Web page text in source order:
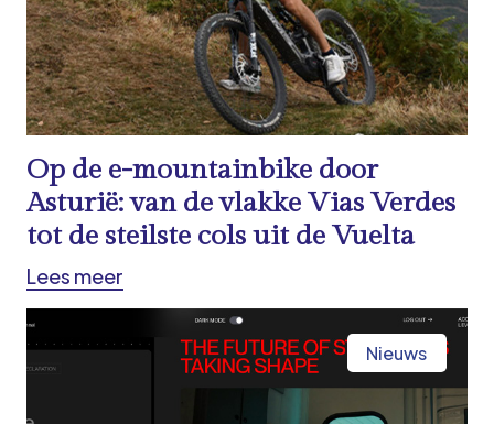
Op de e-mountainbike door
Asturië: van de vlakke Vias Verdes
tot de steilste cols uit de Vuelta
Lees meer
Nieuws